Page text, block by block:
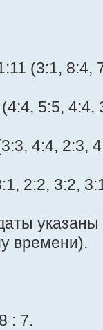
(3:1, 8:4,
5:5, 4:4,
4:4, 2:3,
2:2, 3:2,
указаны
времени).
: 7.